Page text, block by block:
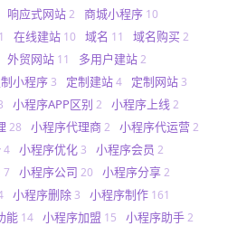
响应式网站2 商城小程序 10
在线建站 10 域名 11 域名购买2
外贸网站 11 多用户建站2
小程序 3 定制建站4 定制网站 3
小程序APP区别 2 小程序上线 2
28 小程序代理商2 小程序代运营2
4 小程序优化 3 小程序会员 2
7 小程序公司 20 小程序分享2
小程序删除 3 小程序制作 161
能 14 小程序加盟 15 小程序助手2